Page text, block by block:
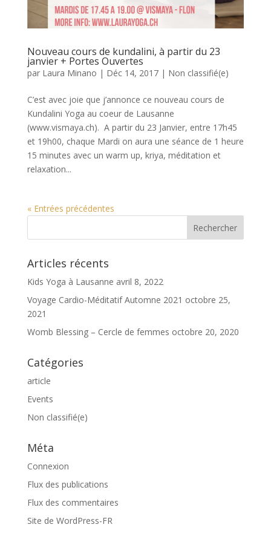
Nouveau cours de kundalini, à partir du 23
janvier + Portes Ouvertes
par Laura Minano | Déc 14, 2017| Non classifié(e)
C’est avec joie que j’annonce ce nouveau cours de
Kundalini Yoga au coeur de Lausanne
(www.vismaya.ch). A partir du 23 Janvier, entre 17h45
et 19h00, chaque Mardi on aura une séance de 1 heure
15 minutes avec un warm up, kriya, méditation et
relaxation...
« Entrées précédentes
Articles récents
Kids Yoga à Lausanne avril 8, 2022
Voyage Cardio-Méditatif Automne 2021 octobre 25,
2021
Womb Blessing – Cercle de femmes octobre 20, 2020
Catégories
article
Events
Non classifié(e)
Méta
Connexion
Flux des publications
Flux des commentaires
Site de WordPress-FR